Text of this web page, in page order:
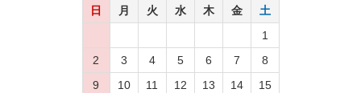
日
月 火 水 木 金
土
1
2
3 4 5 6 7
8
9
10 11 12 13 14
15